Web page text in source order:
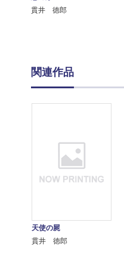
貫井 徳郎
関連作品
天使の屍
貫井 徳郎